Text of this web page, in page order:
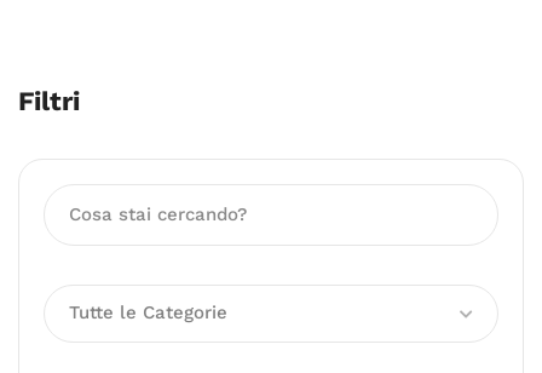
Filtri
Tutte le Categorie